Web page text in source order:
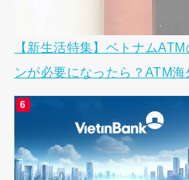
【新生活特集】ベトナム
ンが必要になったら？ATM